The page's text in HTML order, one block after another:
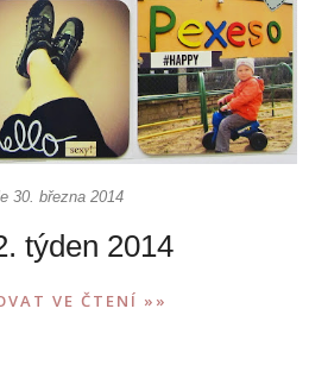
30. března 2014
týden 2014
VE ČTENÍ »»